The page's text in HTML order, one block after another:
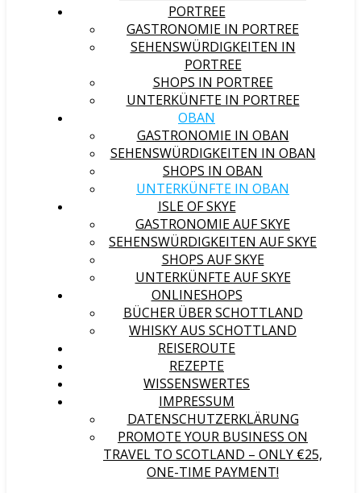
PORTREE
GASTRONOMIE IN PORTREE
SEHENSWÜRDIGKEITEN IN
PORTREE
SHOPS IN PORTREE
UNTERKÜNFTE IN PORTREE
OBAN
GASTRONOMIE IN OBAN
SEHENSWÜRDIGKEITEN IN OBAN
SHOPS IN OBAN
UNTERKÜNFTE IN OBAN
ISLE OF SKYE
GASTRONOMIE AUF SKYE
SEHENSWÜRDIGKEITEN AUF SKYE
SHOPS AUF SKYE
UNTERKÜNFTE AUF SKYE
ONLINESHOPS
BÜCHER ÜBER SCHOTTLAND
WHISKY AUS SCHOTTLAND
REISEROUTE
REZEPTE
WISSENSWERTES
IMPRESSUM
DATENSCHUTZERKLÄRUNG
PROMOTE YOUR BUSINESS ON
TRAVEL TO SCOTLAND – ONLY €25,
ONE-TIME PAYMENT!